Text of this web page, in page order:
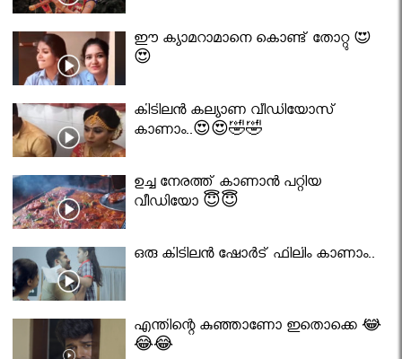
ഈ ക്യാമറാമാനെ കൊണ്ട് തോറ്റു 😍
😍
കിടിലൻ കല്യാണ വീഡിയോസ്
കാണാം..😍😍🤣🤣
ഉച്ച നേരത്ത് കാണാൻ പറ്റിയ
വീഡിയോ 😇😇
ഒരു കിടിലൻ ഷോർട് ഫിലിം കാണാം..
എന്തിന്റെ കുഞ്ഞാണോ ഇതൊക്കെ 😂
😂😂